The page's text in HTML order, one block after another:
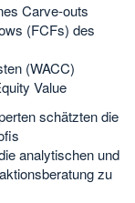
Carve-outs
(FCFs) des
(WACC)
Value
schätzten die
analytischen und
zu